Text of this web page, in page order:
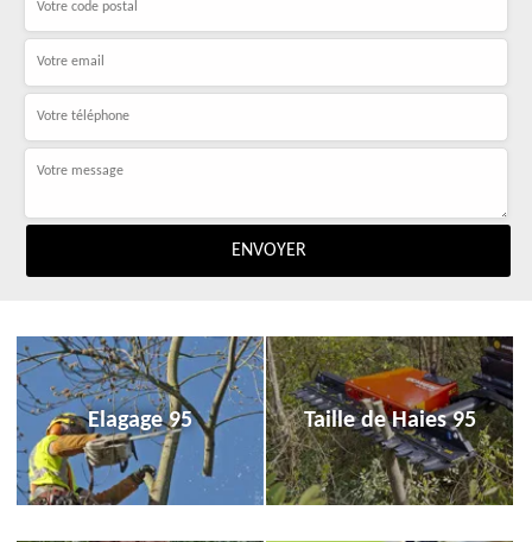
Elagage 95 Taille de Haies 95